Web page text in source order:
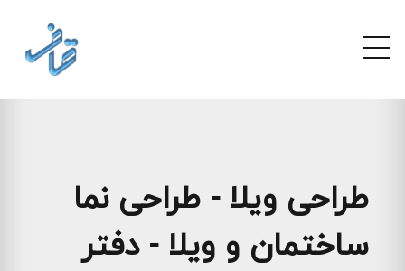
طراحی ویلا - طراحی نما
ساختمان و ویلا - دفتر